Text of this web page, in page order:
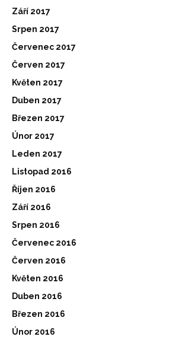
Září 2017
Srpen 2017
Červenec 2017
Červen 2017
Květen 2017
Duben 2017
Březen 2017
Únor 2017
Leden 2017
Listopad 2016
Říjen 2016
Září 2016
Srpen 2016
Červenec 2016
Červen 2016
Květen 2016
Duben 2016
Březen 2016
Únor 2016